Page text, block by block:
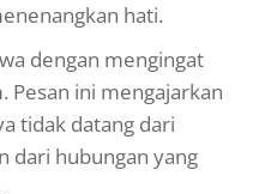
hati.
dengan mengingat
Pesan ini mengajarkan
tidak datang dari
dari hubungan yang